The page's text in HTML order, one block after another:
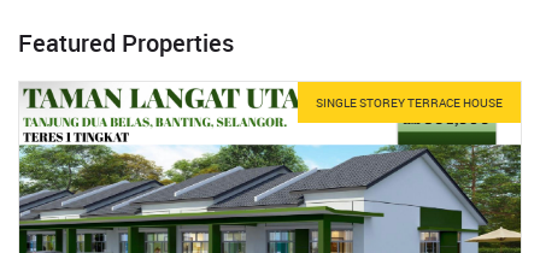
Featured Properties
SINGLE STOREY TERRACE HOUSE